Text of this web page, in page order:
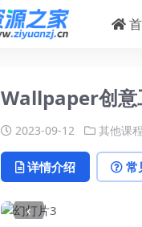
Wallpaper创意
2023-09-12 其他课程
详情介绍 常
‹